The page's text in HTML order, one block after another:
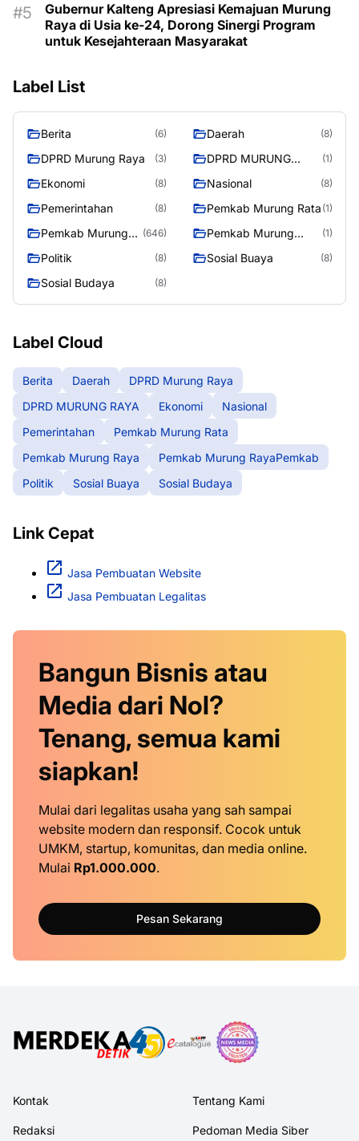
Gubernur Kalteng Apresiasi Kemajuan Murung
Raya di Usia ke-24, Dorong Sinergi Program
untuk Kesejahteraan Masyarakat
Label List
Berita (6) Daerah (8)
DPRD Murung Raya (3)
DPRD MURUNG
(1)
Ekonomi (8) Nasional (8)
Pemerintahan (8) Pemkab Murung Rata (1)
Pemkab Murung
(646)
Pemkab Murung
(1)
Politik (8) Sosial Buaya (8)
Sosial Budaya (8)
Label Cloud
Berita Daerah
DPRD Murung Raya
DPRD MURUNG RAYA
Ekonomi
Nasional
Pemerintahan
Pemkab Murung Rata
Pemkab Murung Raya
Pemkab Murung RayaPemkab
Politik
Sosial Buaya Sosial Budaya
Link Cepat
Jasa Pembuatan Website
Jasa Pembuatan Legalitas
Bangun Bisnis atau
Media dari Nol?
Tenang, semua kami
siapkan!
Mulai dari legalitas usaha yang sah sampai
website modern dan responsif. Cocok untuk
UMKM, startup, komunitas, dan media online.
Mulai Rp1.000.000.
Pesan Sekarang
Kontak Tentang Kami
Redaksi Pedoman Media Siber